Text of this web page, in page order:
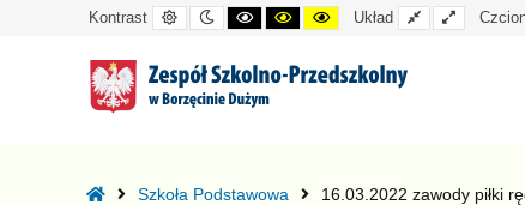
Kontrast
Kontrast
domyślny
Tryb
nocny
Kontrast
czarno-
Kontrast
czarno-
Kontrast
żółto-
Układ
Układ
standardowy
Układ
szeroki
HomeSzkoła Podstawowa 16.03.2022 zawody piłki